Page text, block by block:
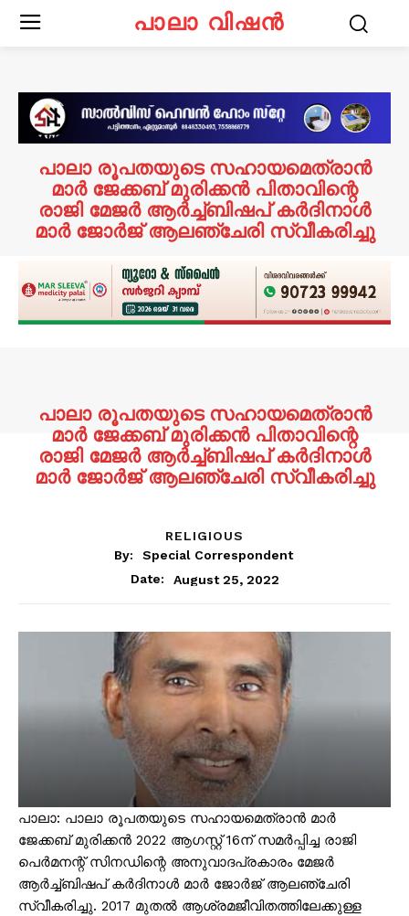
പാലാ വിഷൻ
പാലാ രൂപതയുടെ സഹായമെത്രാൻ
മാർ ജേക്കബ് മുരിക്കൻ പിതാവിന്റെ
രാജി മേജർ ആർച്ച്ബിഷപ് കർദിനാൾ
മാർ ജോർജ് ആലഞ്ചേരി സ്വീകരിച്ചു
പാലാ രൂപതയുടെ സഹായമെത്രാൻ
മാർ ജേക്കബ് മുരിക്കൻ പിതാവിന്റെ
രാജി മേജർ ആർച്ച്ബിഷപ് കർദിനാൾ
മാർ ജോർജ് ആലഞ്ചേരി സ്വീകരിച്ചു
RELIGIOUS
By:
Special Correspondent
Date:
August 25, 2022
പാലാ: പാലാ രൂപതയുടെ സഹായമെത്രാൻ മാർ
ജേക്കബ് മുരിക്കൻ 2022 ആഗസ്റ്റ് 16ന് സമർപ്പിച്ച രാജി
പെർമനന്റ് സിനഡിന്റെ അനുവാദപ്രകാരം മേജർ
ആർച്ച്ബിഷപ് കർദിനാൾ മാർ ജോർജ് ആലഞ്ചേരി
സ്വീകരിച്ചു. 2017 മുതൽ ആശ്രമജീവിതത്തിലേക്കുള്ള